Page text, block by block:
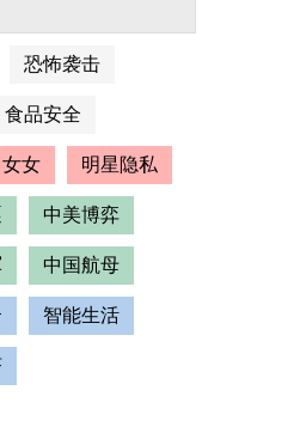
恐怖袭击
食品安全
女 明星隐私
中美博弈
中国航母
智能生活